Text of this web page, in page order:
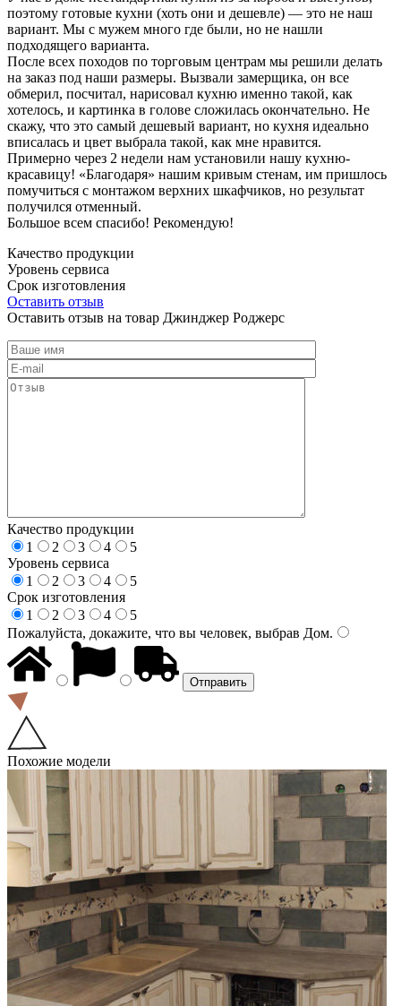
поэтому готовые кухни (хоть они и дешевле) — это не наш
вариант. Мы с мужем много где были, но не нашли
подходящего варианта.
После всех походов по торговым центрам мы решили делать
на заказ под наши размеры. Вызвали замерщика, он все
обмерил, посчитал, нарисовал кухню именно такой, как
хотелось, и картинка в голове сложилась окончательно. Не
скажу, что это самый дешевый вариант, но кухня идеально
вписалась и цвет выбрала такой, как мне нравится.
Примерно через 2 недели нам установили нашу кухню-
красавицу! «Благодаря» нашим кривым стенам, им пришлось
помучиться с монтажом верхних шкафчиков, но результат
получился отменный.
Большое всем спасибо! Рекомендую!
Качество продукции
Уровень сервиса
Срок изготовления
Оставить отзыв
Оставить отзыв на товар Джинджер Роджерс
Качество продукции
1
2 3 4
5
Уровень сервиса
1
2 3 4
5
Срок изготовления
1
2 3 4
5
Пожалуйста, докажите, что вы человек, выбрав Дом.
Похожие модели